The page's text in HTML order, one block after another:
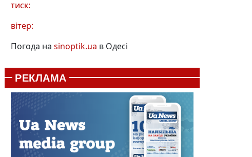
тиск:
вітер:
Погода на sinoptik.ua в Одесі
РЕКЛАМА